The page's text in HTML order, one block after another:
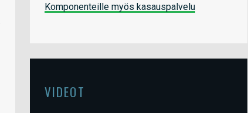
Komponenteille myös kasauspalvelu
VIDEOT